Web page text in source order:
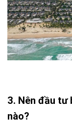
3. Nên đầu tư
nào?